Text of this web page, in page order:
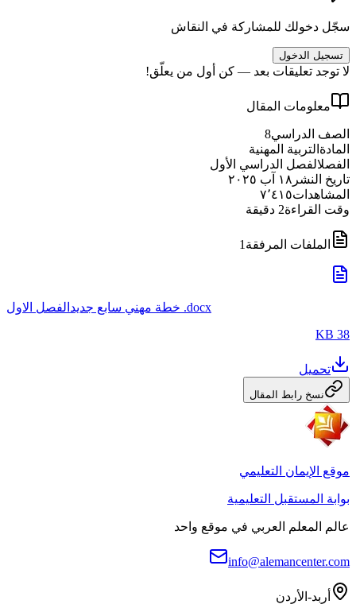
سجّل دخولك للمشاركة في النقاش
تسجيل الدخول
لا توجد تعليقات بعد — كن أول من يعلّق!
معلومات المقال
الصف الدراسي8
المادة التربية المهنية
الفصلالفصل الدراسي الأول
تاريخ النشر ١٨ آب ٢٠٢٥
المشاهدات٧٬٤١٥
وقت القراءة2 دقيقة
الملفات المرفقة 1
خطة مهني سابع جديدالفصل الاول .docx
38 KB
تحميل
نسخ رابط المقال
موقع الإيمان التعليمي
بوابة المستقبل التعليمية
عالم المعلم العربي في موقع واحد
info@alemancenter.com
أربد-الأردن